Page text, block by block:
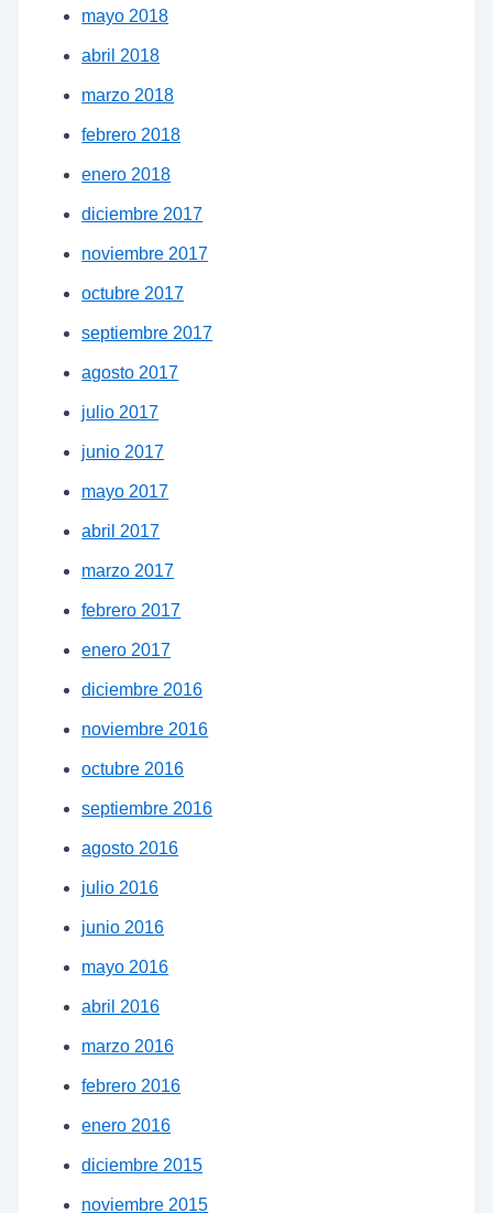
mayo 2018
abril 2018
marzo 2018
febrero 2018
enero 2018
diciembre 2017
noviembre 2017
octubre 2017
septiembre 2017
agosto 2017
julio 2017
junio 2017
mayo 2017
abril 2017
marzo 2017
febrero 2017
enero 2017
diciembre 2016
noviembre 2016
octubre 2016
septiembre 2016
agosto 2016
julio 2016
junio 2016
mayo 2016
abril 2016
marzo 2016
febrero 2016
enero 2016
diciembre 2015
noviembre 2015